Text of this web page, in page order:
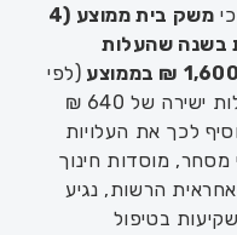
משק בית ממוצע (4
שהעלות
1,600 ₪ בממוצע (לפי
ישירה של640 ₪
לכך את העלויות
מסחר, מוסדות חינוך
הרשות, נגיע
בטיפול